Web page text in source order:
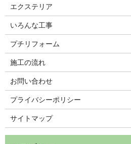
エクステリア
いろんな工事
プチリフォーム
施工の流れ
お問い合わせ
プライバシーポリシー
サイトマップ